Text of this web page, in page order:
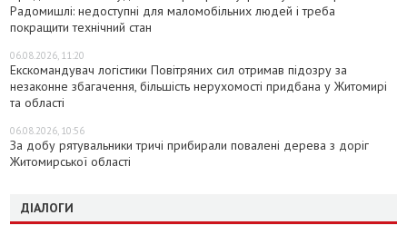
Радомишлі: недоступні для маломобільних людей і треба
покращити технічний стан
06.08.2026, 11:20
Екскомандувач логістики Повітряних сил отримав підозру за
незаконне збагачення, більшість нерухомості придбана у Житомирі
та області
06.08.2026, 10:56
За добу рятувальники тричі прибирали повалені дерева з доріг
Житомирської області
ДІАЛОГИ